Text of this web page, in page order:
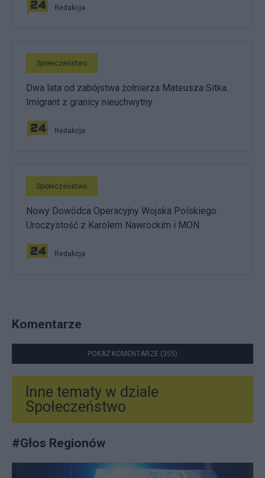
Redakcja
Społeczeństwo
Dwa lata od zabójstwa żołnierza Mateusza Sitka.
Imigrant z granicy nieuchwytny
Redakcja
Społeczeństwo
Nowy Dowódca Operacyjny Wojska Polskiego.
Uroczystość z Karolem Nawrockim i MON
Redakcja
Komentarze
POKAŻ KOMENTARZE (355)
Inne tematy w dziale
Społeczeństwo
#Głos Regionów